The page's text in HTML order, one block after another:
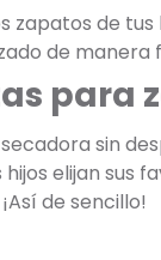
de
de manera
para
sin
elijan sus
de sencillo!